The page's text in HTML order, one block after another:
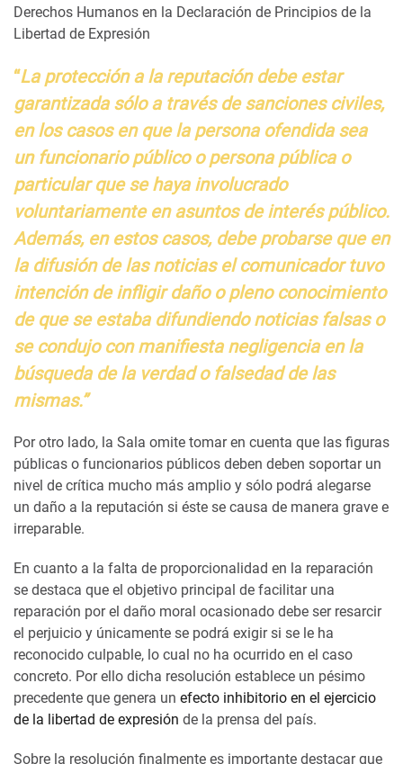
Derechos Humanos en la Declaración de Principios de la
Libertad de Expresión
“La protección a la reputación debe estar
garantizada sólo a través de sanciones civiles,
en los casos en que la persona ofendida sea
un funcionario público o persona pública o
particular que se haya involucrado
voluntariamente en asuntos de interés público.
Además, en estos casos, debe probarse que en
la difusión de las noticias el comunicador tuvo
intención de infligir daño o pleno conocimiento
de que se estaba difundiendo noticias falsas o
se condujo con manifiesta negligencia en la
búsqueda de la verdad o falsedad de las
mismas.”
Por otro lado, la Sala omite tomar en cuenta que las figuras
públicas o funcionarios públicos deben deben soportar un
nivel de crítica mucho más amplio y sólo podrá alegarse
un daño a la reputación si éste se causa de manera grave e
irreparable.
En cuanto a la falta de proporcionalidad en la reparación
se destaca que el objetivo principal de facilitar una
reparación por el daño moral ocasionado debe ser resarcir
el perjuicio y únicamente se podrá exigir si se le ha
reconocido culpable, lo cual no ha ocurrido en el caso
concreto. Por ello dicha resolución establece un pésimo
precedente que genera un efecto inhibitorio en el ejercicio
de la libertad de expresión de la prensa del país.
Sobre la resolución finalmente es importante destacar que